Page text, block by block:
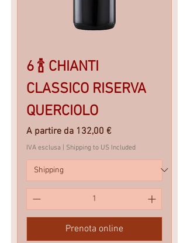
6 🍾 CHIANTI
CLASSICO RISERVA
QUERCIOLO
A partire da 132,00 €
Prezzo scontato
IVA esclusa Shipping to US Included
Prenota online